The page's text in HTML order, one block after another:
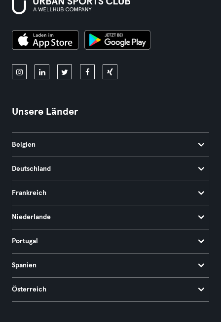
Unsere Länder
Belgien
Deutschland
Frankreich
Niederlande
Portugal
Spanien
Österreich